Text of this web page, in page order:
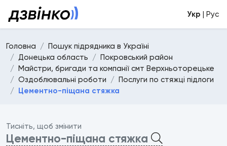
Укр | Рус
Головна
Пошук підрядника в Україні
Донецька область
Покровський район
Майстри, бригади та компанії смт Верхньоторецьке
Оздоблювальні роботи
Послуги по стяжці підлоги
Цементно-піщана стяжка
Тисніть, щоб змінити
Цементно-піщана стяжка